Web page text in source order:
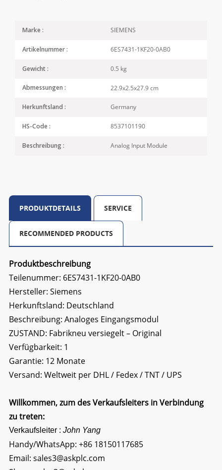
Marke : SIEMENS
Artikelnummer : 6ES7431-1KF20-0AB0
Gewicht : 0.5 kg
Abmessungen : 22.9x2.5x27.9 cm
Herkunftsland : Germany
HS-Code : 8537101190
Beschreibung : Analog Input Module
PRODUKTDETAILS SERVICE
RECOMMENDED PRODUCTS
Produktbeschreibung
Teilenummer: 6ES7431-1KF20-0AB0
Hersteller: Siemens
Herkunftsland: Deutschland
Beschreibung: Analoges Eingangsmodul
ZUSTAND: Fabrikneu versiegelt – Original
Verfügbarkeit: 1
Garantie: 12 Monate
Versand: Weltweit per DHL / Fedex / TNT / UPS
Willkommen, zum des Verkaufsleiters in Verbindung
zu treten:
Verkaufsleiter : John Yang
Handy/WhatsApp: +86 18150117685
Email: sales3@askplc.com